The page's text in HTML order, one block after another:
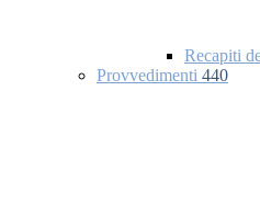
Recapiti
Provvedimenti 440